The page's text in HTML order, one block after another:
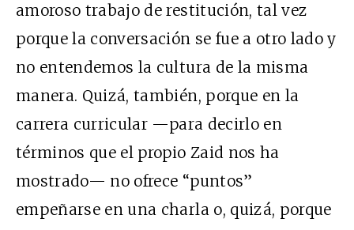
amoroso trabajo de restitución, tal vez
porque la conversación se fue a otro lado y
no entendemos la cultura de la misma
manera. Quizá, también, porque en la
carrera curricular —para decirlo en
términos que el propio Zaid nos ha
mostrado— no ofrece “puntos”
empeñarse en una charla o, quizá, porque